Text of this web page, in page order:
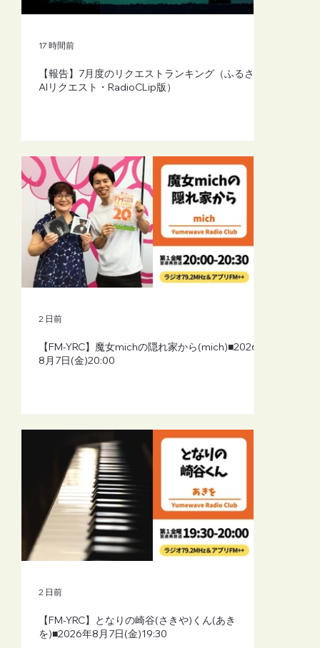
【FM-YRC】魔女michの隠れ家から
【報告】7月度のリクエストランキング（ふるさと
AIリクエスト・RadioCLip版）
17 時間前
【FM-YRC】魔女michの隠れ家から(mich)■2026年
8月7日(金)20:00
2 日前
【FM-YRC】となりの崎谷(さきや)くん(あき
を)■2026年8月7日(金)19:30
2 日前